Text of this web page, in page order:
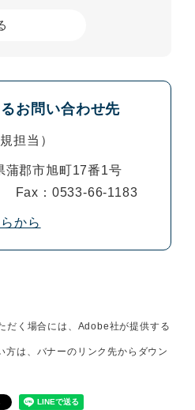
お問い合わせ先
担当
蒲郡市旭町17番1号
Fax：0533-66-1183
から
だく場合には、Adobe社が提供する
は、バナーのリンク先からダウン